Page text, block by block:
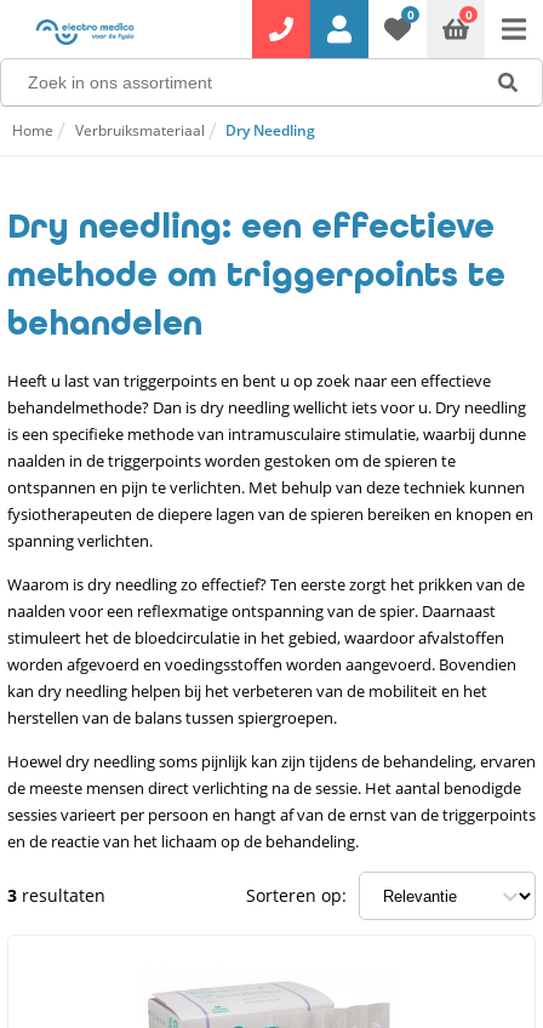
0 0
Home Verbruiksmateriaal Dry Needling
Dry needling: een effectieve
methode om triggerpoints te
behandelen
Heeft u last van triggerpoints en bent u op zoek naar een effectieve
behandelmethode? Dan is dry needling wellicht iets voor u. Dry needling
is een specifieke methode van intramusculaire stimulatie, waarbij dunne
naalden in de triggerpoints worden gestoken om de spieren te
ontspannen en pijn te verlichten. Met behulp van deze techniek kunnen
fysiotherapeuten de diepere lagen van de spieren bereiken en knopen en
spanning verlichten.
Waarom is dry needling zo effectief? Ten eerste zorgt het prikken van de
naalden voor een reflexmatige ontspanning van de spier. Daarnaast
stimuleert het de bloedcirculatie in het gebied, waardoor afvalstoffen
worden afgevoerd en voedingsstoffen worden aangevoerd. Bovendien
kan dry needling helpen bij het verbeteren van de mobiliteit en het
herstellen van de balans tussen spiergroepen.
Hoewel dry needling soms pijnlijk kan zijn tijdens de behandeling, ervaren
de meeste mensen direct verlichting na de sessie. Het aantal benodigde
sessies varieert per persoon en hangt af van de ernst van de triggerpoints
en de reactie van het lichaam op de behandeling.
3 resultaten Sorteren op: